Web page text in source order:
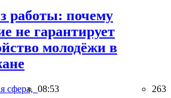
работы: почему
не гарантирует
молодёжи в
сфера, 08:53 263